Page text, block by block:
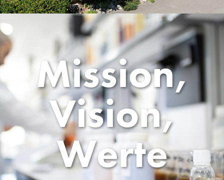
Mission,
Vision,
Werte